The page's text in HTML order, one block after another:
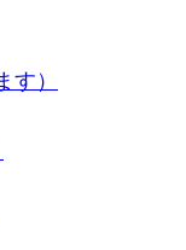
）